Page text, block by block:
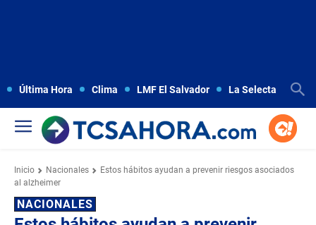
Última Hora Clima LMF El Salvador La Selecta
Inicio Nacionales
Estos hábitos ayudan a prevenir riesgos asociados
al alzheimer
NACIONALES